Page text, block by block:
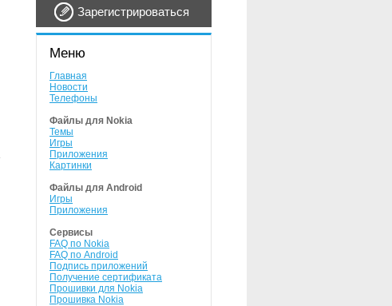
Зарегистрироваться
Меню
Главная
Новости
Телефоны
Файлы для Nokia
Темы
Игры
Приложения
Картинки
Файлы для Android
Игры
Приложения
Сервисы
FAQ по Nokia
FAQ по Android
Подпись приложений
Получение сертификата
Прошивки для Nokia
Прошивка Nokia